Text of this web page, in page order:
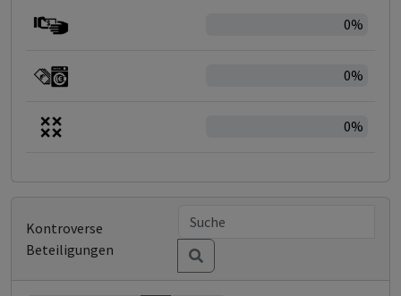
0%
0%
0%
Kontroverse
Beteiligungen